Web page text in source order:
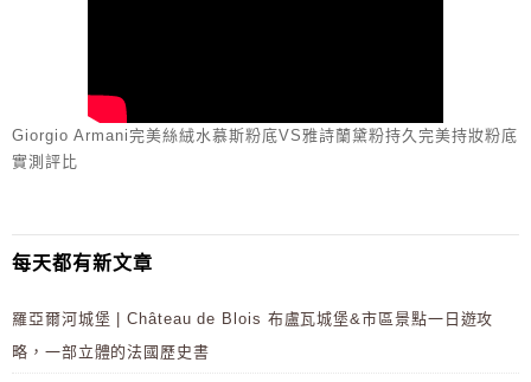
Giorgio Armani完美絲絨水慕斯粉底VS雅詩蘭黛粉持久完美持妝粉底
實測評比
每天都有新文章
羅亞爾河城堡 | Château de Blois 布盧瓦城堡&市區景點一日遊攻
略，一部立體的法國歷史書